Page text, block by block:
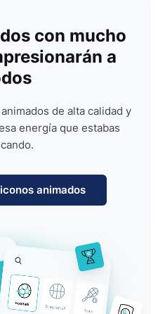
con mucho
a
de alta calidad y
energía que estabas
animados